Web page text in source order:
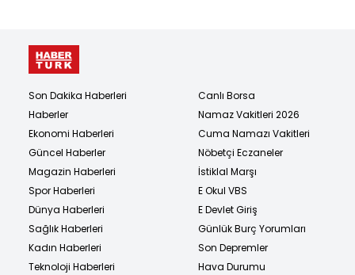
Son Dakika Haberleri
Haberler
Ekonomi Haberleri
Güncel Haberler
Magazin Haberleri
Spor Haberleri
Dünya Haberleri
Sağlık Haberleri
Kadın Haberleri
Teknoloji Haberleri
Canlı Borsa
Namaz Vakitleri 2026
Cuma Namazı Vakitleri
Nöbetçi Eczaneler
İstiklal Marşı
E Okul VBS
E Devlet Giriş
Günlük Burç Yorumları
Son Depremler
Hava Durumu